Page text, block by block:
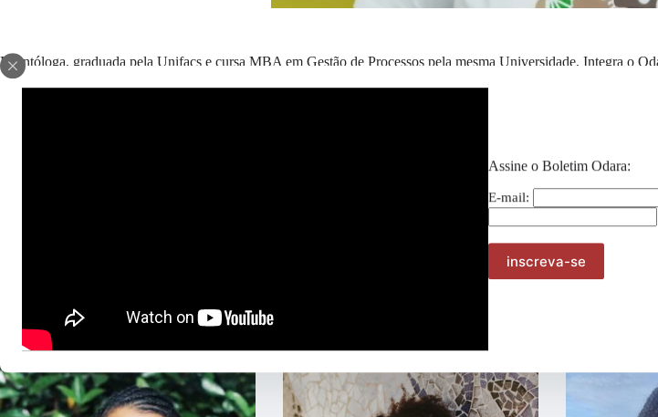
Assine o Boletim Odara:
E-mail:
Eventóloga, graduada pela Unifacs e cursa MBA em Gestão de Processos pela mesma Universidade. Integra o
PRÓXIMOATIVISTA
Bianca Santos Souza